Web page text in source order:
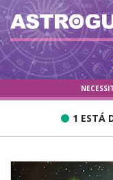
1 ESTÁ